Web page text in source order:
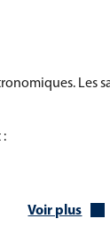
Les
:
Voir plus